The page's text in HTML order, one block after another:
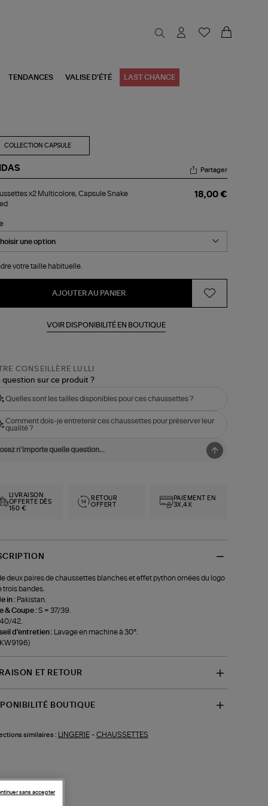
TENDANCES VALISE D'ÉTÉ LAST CHANCE
COLLECTION CAPSULE
Partager
x2 Multicolore, Capsule Snake
18,00 €
votre taille habituelle.
AJOUTER AU PANIER
VOIR DISPONIBILITÉ EN BOUTIQUE
CONSEILLÈRE LULLI
question sur ce produit ?
Quelles sont les tailles disponibles pour ces chaussettes ?
Comment dois-je entretenir ces chaussettes pour préserver leur
qualité ?
LIVRAISON
OFFERTE DÈS
150 €
RETOUR
OFFERT
PAIEMENT EN
3X,4X
deux paires de chaussettes blanches et effet python ornées du logo
trois bandes.
in : Pakistan.
& Coupe :S = 37/39.
42.
d'entretien :
Lavage en machine à 30°.
ET RETOUR
BOUTIQUE
similaires : LINGERIE- CHAUSSETTES
sans accepter